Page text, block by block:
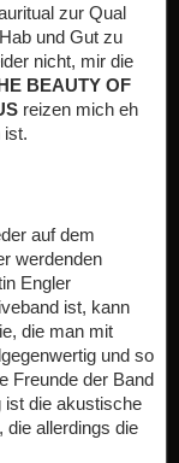
zur Qual
und Gut zu
nicht, mir die
BEAUTY OF
reizen mich eh
ist.
auf dem
werdenden
Engler
ist, kann
die man mit
und so
Freunde der Band
ist die akustische
die allerdings die